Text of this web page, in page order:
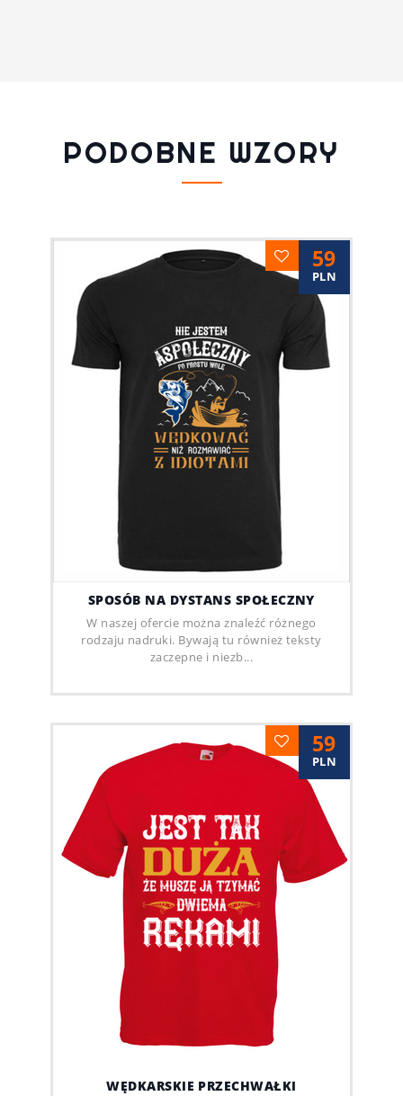
PODOBNE WZORY
59
PLN
SPOSÓB NA DYSTANS SPOŁECZNY
W naszej ofercie można znaleźć różnego
rodzaju nadruki. Bywają tu również teksty
zaczepne i niezb...
59
PLN
WĘDKARSKIE PRZECHWAŁKI